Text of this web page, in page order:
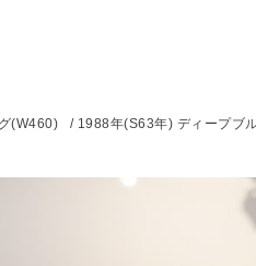
(W460) / 1988年(S63年) ディープブ